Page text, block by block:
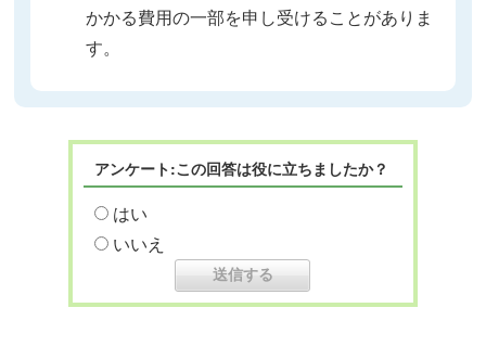
かかる費用の一部を申し受けることがありま
す。
アンケート:この回答は役に立ちましたか？
はい
いいえ